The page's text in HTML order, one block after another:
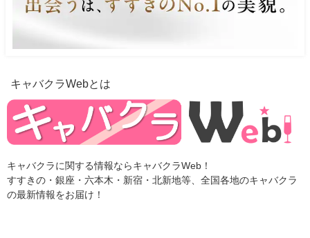
キャバクラWebとは
キャバクラに関する情報ならキャバクラWeb！
すすきの・銀座・六本木・新宿・北新地等、全国各地のキャバクラ
の最新情報をお届け！